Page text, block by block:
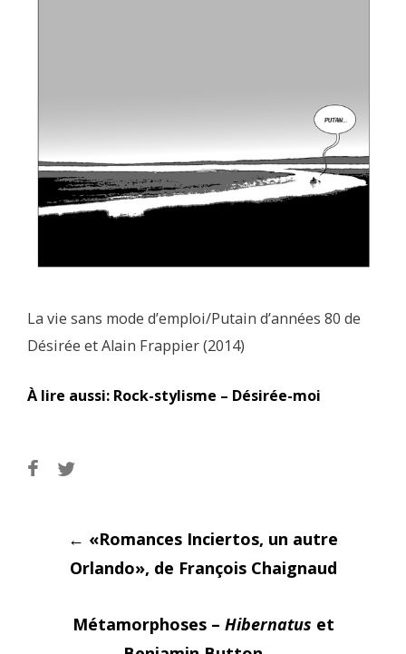
La vie sans mode d’emploi/Putain d’années 80 de
Désirée et Alain Frappier (2014)
À lire aussi: Rock-stylisme – Désirée-moi
Post
← «Romances Inciertos, un autre
Orlando», de François Chaignaud
Métamorphoses – Hibernatus et